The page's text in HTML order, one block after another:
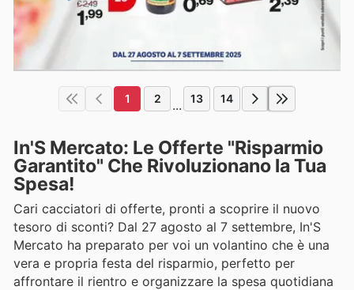
1 2 ... 13 14
In'S Mercato: Le Offerte "Risparmio
Garantito" Che Rivoluzionano la Tua
Spesa!
Cari cacciatori di offerte, pronti a scoprire il nuovo
tesoro di sconti? Dal 27 agosto al 7 settembre, In'S
Mercato ha preparato per voi un volantino che è una
vera e propria festa del risparmio, perfetto per
affrontare il rientro e organizzare la spesa quotidiana